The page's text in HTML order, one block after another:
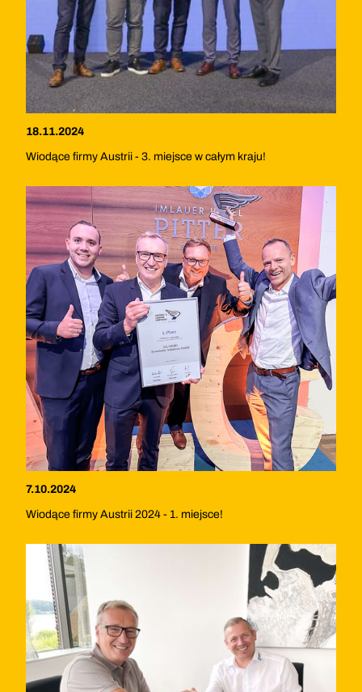
18.11.2024
Wiodące firmy Austrii - 3. miejsce w całym kraju!
7.10.2024
Wiodące firmy Austrii 2024 - 1. miejsce!